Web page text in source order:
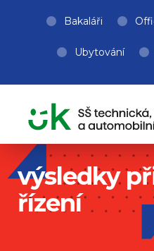
Bakaláři
Ubytování
výsledky
řízení